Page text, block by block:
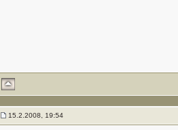
15.2.2008, 19:54